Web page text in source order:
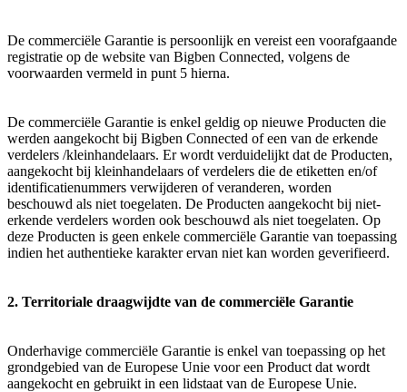
De commerciële Garantie is persoonlijk en vereist een voorafgaande
registratie op de website van Bigben Connected, volgens de
voorwaarden vermeld in punt 5 hierna.
De commerciële Garantie is enkel geldig op nieuwe Producten die
werden aangekocht bij Bigben Connected of een van de erkende
verdelers /kleinhandelaars. Er wordt verduidelijkt dat de Producten,
aangekocht bij kleinhandelaars of verdelers die de etiketten en/of
identificatienummers verwijderen of veranderen, worden
beschouwd als niet toegelaten. De Producten aangekocht bij niet-
erkende verdelers worden ook beschouwd als niet toegelaten. Op
deze Producten is geen enkele commerciële Garantie van toepassing
indien het authentieke karakter ervan niet kan worden geverifieerd.
2. Territoriale draagwijdte van de commerciële Garantie
Onderhavige commerciële Garantie is enkel van toepassing op het
grondgebied van de Europese Unie voor een Product dat wordt
aangekocht en gebruikt in een lidstaat van de Europese Unie.